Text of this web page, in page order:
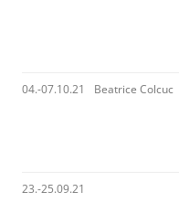
04.-07.10.21 Beatrice Colcuc
23.-25.09.21